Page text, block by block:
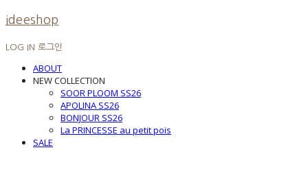
ideeshop
LOG IN 로그인
ABOUT
NEW COLLECTION
SOOR PLOOM SS26
APOLINA SS26
BONJOUR SS26
La PRINCESSE au petit pois
SALE